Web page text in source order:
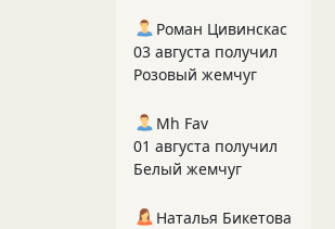
Роман Цивинскас
03 августа получил
Розовый жемчуг
Mh Fav
01 августа получил
Белый жемчуг
Наталья Бикетова